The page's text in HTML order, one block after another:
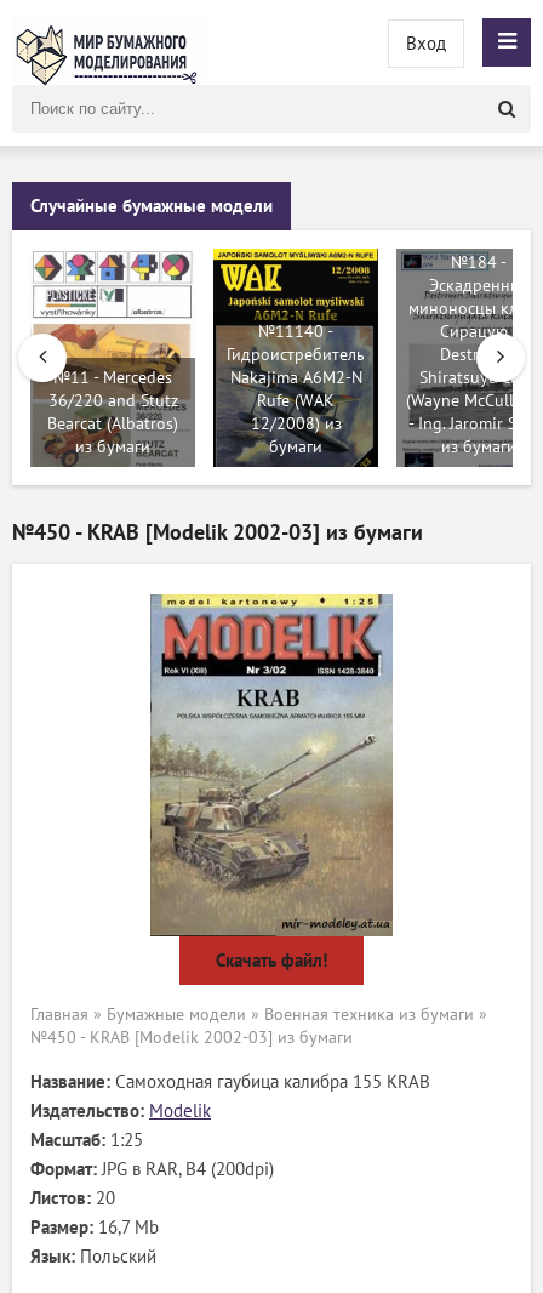
сайту
Вход
Случайные бумажные модели
№11 - Mercedes
36/220 and Stutz
Bearcat (Albatros)
из бумаги
№11140 -
Гидроистребитель
Nakajima A6M2-N
Rufe (WAK
12/2008) из
бумаги
№184 -
Эскадренные
миноносцы
Сирацую /
Destroyers
Shiratsuyu class
(Wayne
- Ing. Jaromir
из бумаги
№450 - KRAB [Modelik 2002-03] из бумаги
Скачать файл!
Главная » Бумажные модели » Военная техника из бумаги »
№450 - KRAB [Modelik 2002-03] из бумаги
Название: Самоходная гаубица калибра 155 KRAB
Издательство: Modelik
Масштаб: 1:25
Формат:JPG в RAR, B4 (200dpi)
Листов: 20
Размер: 16,7 Mb
Язык: Польский